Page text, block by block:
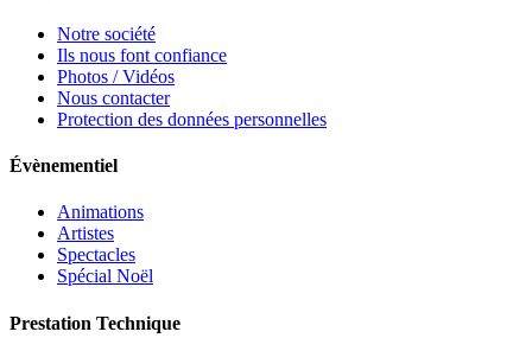
Notre société
Ils nous font confiance
Photos / Vidéos
Nous contacter
Protection des données personnelles
Évènementiel
Animations
Artistes
Spectacles
Spécial Noël
Prestation Technique